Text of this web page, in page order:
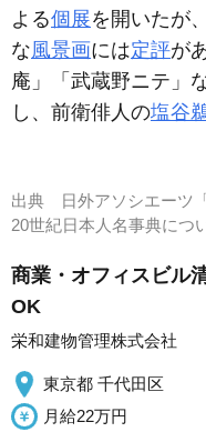
よる個展を開いたが
な風景画には定評が
庵」「武蔵野ニテ」
し、前衛俳人の塩谷
出典
日外アソシエーツ
20世紀日本人名事典に
商業・オフィスビル
OK
栄和建物管理株式会社
東京都 千代田区
月給22万円